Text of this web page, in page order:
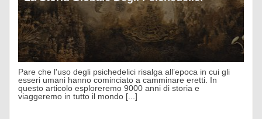
Pare che l'uso degli psichedelici risalga all’epoca in cui gli
esseri umani hanno cominciato a camminare eretti. In
questo articolo esploreremo 9000 anni di storia e
viaggeremo in tutto il mondo [...]